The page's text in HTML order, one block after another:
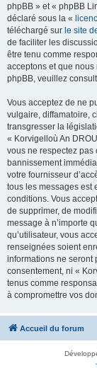
phpBB » et « phpBB
déclaré sous la «
téléchargé sur le site
de faciliter les
être tenu comme
acceptons et que nous
phpBB, veuillez
Vous acceptez de ne
vulgaire, diffamatoire,
transgresser la
« Korvigelloù An
vous ne respectez pas
bannissement
votre fournisseur
tous les messages est
conditions. Vous
de supprimer, de
message à n’importe
qu’utilisateur, vous
renseignées soient
informations ne seront
consentement, ni «
tenus comme
à compromettre vos
Accueil du forum